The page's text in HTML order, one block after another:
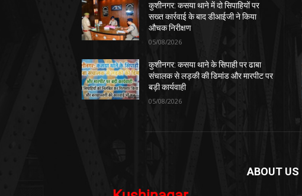
कुशीनगर: कसया थाने में दो सिपाहियों पर
सख्त कार्रवाई के बाद डीआईजी ने किया
औचक निरीक्षण
05/08/2026
कुशीनगर: कसया थाने के सिपाही पर ढाबा
संचालक से लड़की की डिमांड और मारपीट पर
बड़ी कार्यवाही
05/08/2026
ABOUT US